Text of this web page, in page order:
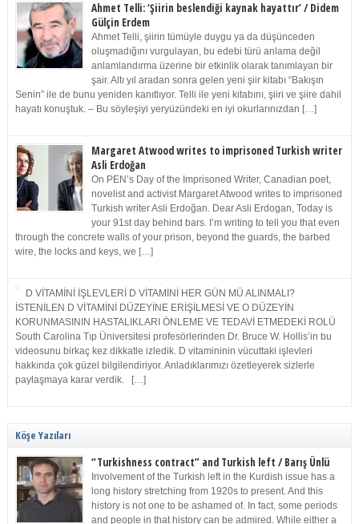
Ahmet Telli: ‘Şiirin beslendiği kaynak hayattır’ / Didem
Gülçin Erdem
Ahmet Telli, şiirin tümüyle duygu ya da düşünceden
oluşmadığını vurgulayan, bu edebi türü anlama değil
anlamlandırma üzerine bir etkinlik olarak tanımlayan bir
şair. Altı yıl aradan sonra gelen yeni şiir kitabı “Bakışın
Senin” ile de bunu yeniden kanıtlıyor. Telli ile yeni kitabını, şiiri ve şiire dahil
hayatı konuştuk. – Bu söyleşiyi yeryüzündeki en iyi okurlarınızdan […]
Margaret Atwood writes to imprisoned Turkish writer
Asli Erdoğan
On PEN’s Day of the Imprisoned Writer, Canadian poet,
novelist and activist Margaret Atwood writes to imprisoned
Turkish writer Asli Erdoğan. Dear Asli Erdogan, Today is
your 91st day behind bars. I’m writing to tell you that even
through the concrete walls of your prison, beyond the guards, the barbed
wire, the locks and keys, we […]
D VİTAMİNİ İŞLEVLERİ D VİTAMİNİ HER GÜN MÜ ALINMALI?
İSTENİLEN D VİTAMİNİ DÜZEYİNE ERİŞİLMESİ VE O DÜZEYİN
KORUNMASININ HASTALIKLARI ÖNLEME VE TEDAVİ ETMEDEKİ ROLÜ
South Carolina Tıp Üniversitesi profesörlerinden Dr. Bruce W. Hollis’in bu
videosunu birkaç kez dikkatle izledik. D vitamininin vücuttaki işlevleri
hakkında çok güzel bilgilendiriyor. Anladıklarımızı özetleyerek sizlerle
paylaşmaya karar verdik. […]
Köşe Yazıları
“Turkishness contract” and Turkish left / Barış Ünlü
Involvement of the Turkish left in the Kurdish issue has a
long history stretching from 1920s to present. And this
history is not one to be ashamed of. In fact, some periods
and people in that history can be admired. While either a